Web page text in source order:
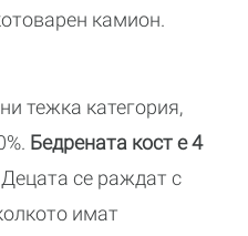
камион.
тежка категория,
Бедрената кост е 4
Децата се раждат с
имат